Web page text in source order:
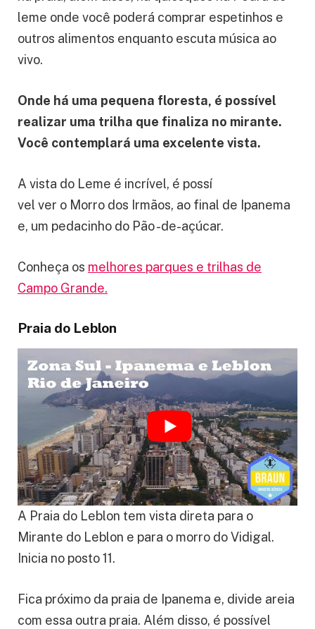
leme onde você poderá comprar espetinhos e
outros alimentos enquanto escuta música ao
vivo.
Onde há uma pequena floresta, é possível
realizar uma trilha que finaliza no mirante.
Você contemplará uma excelente vista.
A vista do Leme é incrível, é possí
vel ver o Morro dos Irmãos, ao final de Ipanema
e, um pedacinho do Pão -de-açúcar.
Conheça os melhores parques e trilhas de
Campo Grande.
Praia do Leblon
A Praia do Leblon tem vista direta para o
Mirante do Leblon e para o morro do Vidigal.
Inicia no posto 11.
Fica próximo da praia de Ipanema e, divide areia
com essa outra praia. Além disso, é possível